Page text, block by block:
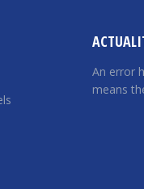
An error
means